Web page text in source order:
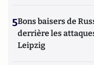
5Bons baisers de
derrière les
Leipzig